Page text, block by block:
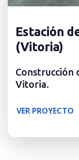
Estación
(Vitoria)
Construcción
Vitoria.
VER PROYECTO